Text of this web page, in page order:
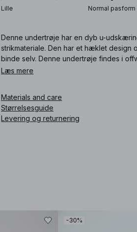
Lille Normal pasform
Denne undertrøje har en dyb u-
strikmateriale. Den har et hæklet design
binde selv. Denne undertrøje findes i
Læs mere
Materials and care
Størrelsesguide
Levering og returnering
-30%